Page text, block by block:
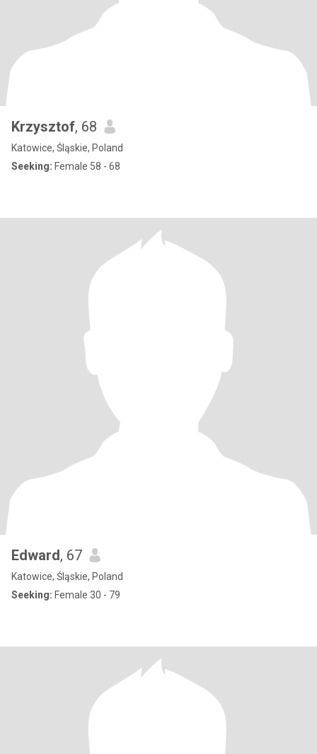
Krzysztof, 68
Katowice, Śląskie, Poland
Seeking: Female 58 - 68
Edward, 67
Katowice, Śląskie, Poland
Seeking: Female 30 - 79